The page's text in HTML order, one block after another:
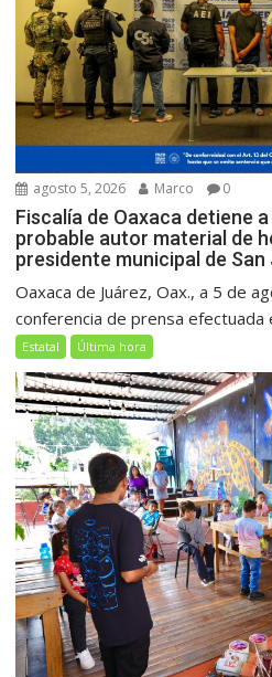
agosto 5, 2026 Marco 0
Fiscalía de Oaxaca detiene a
probable autor material de
presidente municipal de
Oaxaca de Juárez, Oax., a 5 de
conferencia de prensa efectuada
Estatal Última hora